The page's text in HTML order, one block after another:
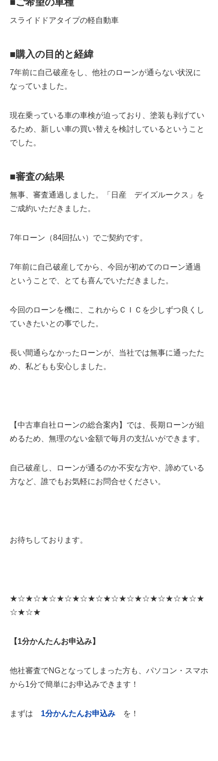
■ご希望の車種
スライドドアタイプの軽自動車
■購入の目的と経緯
7年前に自己破産をし、他社のローンが通らない状況に
なっていました。
現在乗っている車の車検が迫っており、塗装も剥げてい
るため、新しい車の買い替えを検討しているということ
でした。
■審査の結果
無事、審査通過しました。「日産 デイズルークス」を
ご成約いただきました。
7年ローン（84回払い）でご契約です。
7年前に自己破産してから、今回が初めてのローン通過
ということで、とても喜んでいただきました。
今回のローンを機に、これからＣＩＣを少しずつ良くし
ていきたいとの事でした。
長い間通らなかったローンが、当社では無事に通ったた
め、私どもも安心しました。
【中古車自社ローンの総合案内】では、長期ローンが組
めるため、無理のない金額で毎月の支払いができます。
自己破産し、ローンが通るのか不安な方や、諦めている
方など、誰でもお気軽にお問合せください。
お待ちしております。
★☆★☆★☆★☆★☆★☆★☆★☆★☆★☆★☆★☆★
☆★☆★
【1分かんたんお申込み】
他社審査でNGとなってしまった方も、パソコン・スマホ
から1分で簡単にお申込みできます！
まずは 1分かんたんお申込み を！